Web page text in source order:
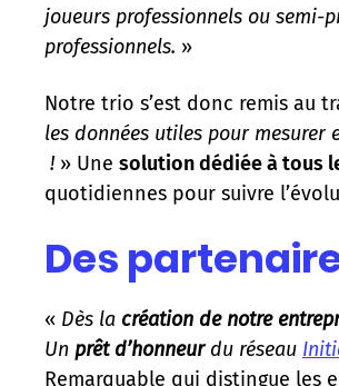
joueurs professionnels ou semi-
professionnels. »
Notre trio s’est donc remis au
les données utiles pour mesurer
! » Une solution dédiée à tous
quotidiennes pour suivre
Des
« Dès la création de notre
Un prêt d’honneurdu réseau
Remarquable qui distingue les